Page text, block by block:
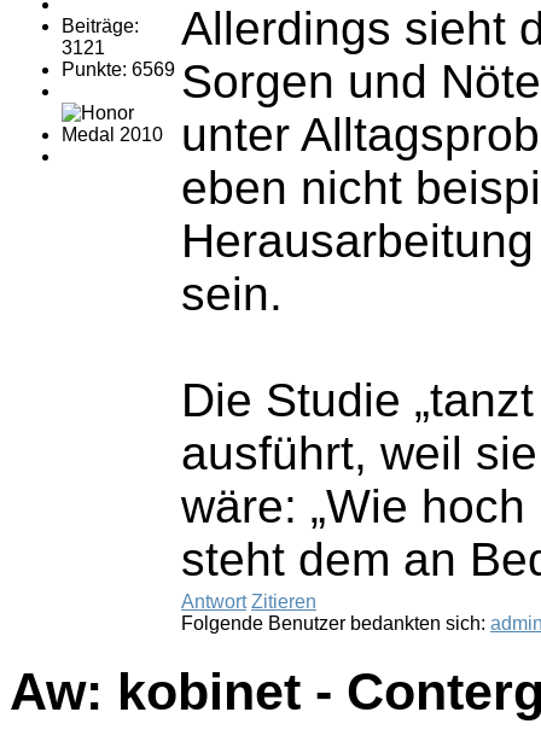
Beiträge:
3121
Punkte: 6569
Allerdings sieht
Sorgen und
unter
eben nicht
sein.
Die Studie
ausführt, weil
wäre: „Wie
steht dem an
Antwort Zitieren
Folgende Benutzer bedankten sich:
Aw: kobinet -